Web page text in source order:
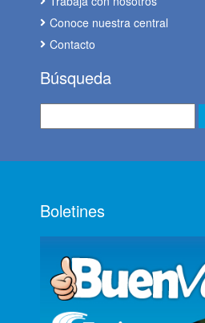
Conoce nuestra central
Contacto
Búsqueda
Boletines